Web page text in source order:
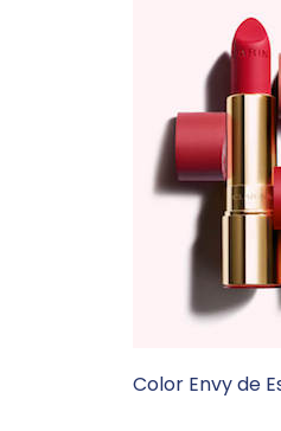
Color Envy de